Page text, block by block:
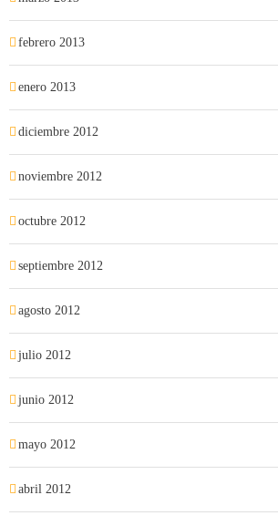
febrero 2013
enero 2013
diciembre 2012
noviembre 2012
octubre 2012
septiembre 2012
agosto 2012
julio 2012
junio 2012
mayo 2012
abril 2012